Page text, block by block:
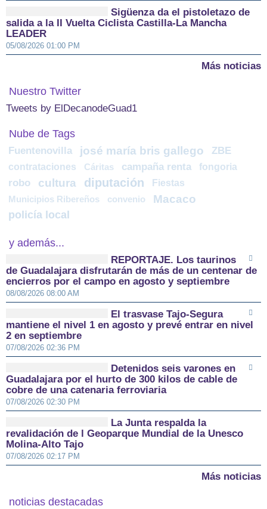
Sigüenza da el pistoletazo de
salida a la II Vuelta Ciclista Castilla-La Mancha
LEADER
05/08/2026 01:00 PM
Más noticias
Nuestro Twitter
Tweets by ElDecanodeGuad1
Nube de Tags
Fuentenovilla josé maría bris gallego ZBE
contrataciones Cáritas campaña renta fongoria
robo cultura diputación Fiestas
Municipios Ribereños convenio Macaco
policía local
y además...
REPORTAJE. Los taurinos
de Guadalajara disfrutarán de más de un centenar de
encierros por el campo en agosto y septiembre
08/08/2026 08:00 AM
El trasvase Tajo-Segura
mantiene el nivel 1 en agosto y prevé entrar en nivel
2 en septiembre
07/08/2026 02:36 PM
Detenidos seis varones en
Guadalajara por el hurto de 300 kilos de cable de
cobre de una catenaria ferroviaria
07/08/2026 02:30 PM
La Junta respalda la
revalidación de l Geoparque Mundial de la Unesco
Molina-Alto Tajo
07/08/2026 02:17 PM
Más noticias
noticias destacadas